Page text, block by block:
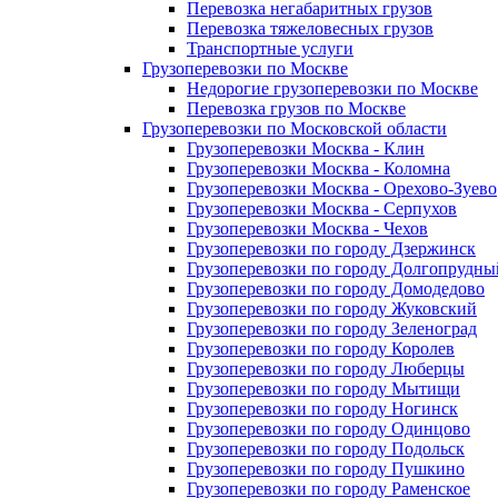
Перевозка негабаритных грузов
Перевозка тяжеловесных грузов
Транспортные услуги
Грузоперевозки по Москве
Недорогие грузоперевозки по Москве
Перевозка грузов по Москве
Грузоперевозки по Московской области
Грузоперевозки Москва - Клин
Грузоперевозки Москва - Коломна
Грузоперевозки Москва - Орехово-Зуево
Грузоперевозки Москва - Серпухов
Грузоперевозки Москва - Чехов
Грузоперевозки по городу Дзержинск
Грузоперевозки по городу
Грузоперевозки по городу Домодедово
Грузоперевозки по городу Жуковский
Грузоперевозки по городу Зеленоград
Грузоперевозки по городу Королев
Грузоперевозки по городу Люберцы
Грузоперевозки по городу Мытищи
Грузоперевозки по городу Ногинск
Грузоперевозки по городу Одинцово
Грузоперевозки по городу Подольск
Грузоперевозки по городу Пушкино
Грузоперевозки по городу Раменское